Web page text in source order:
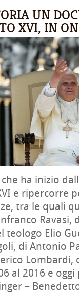
UN
XVI, IN
che ha inizio
e ripercorre
tra le quali
Ravasi,
teologo Elio
di Antonio
Lombardi,
al 2016 e
–